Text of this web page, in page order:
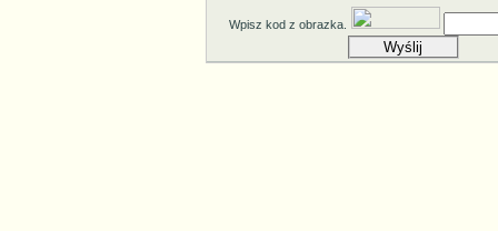
Wpisz kod z obrazka.